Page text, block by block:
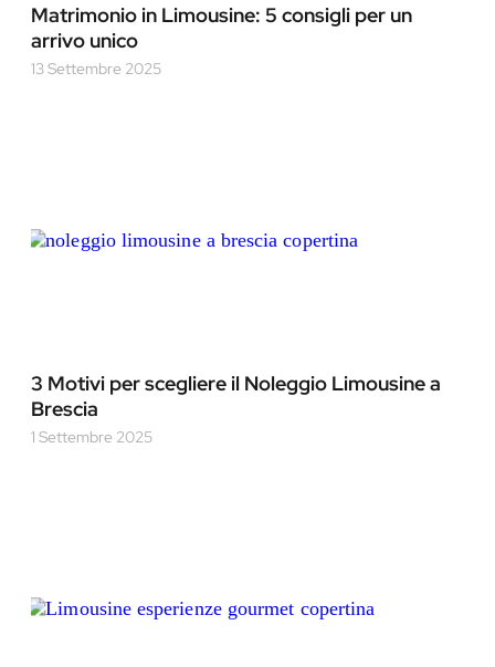
Matrimonio in Limousine: 5 consigli per un
arrivo unico
13 Settembre 2025
3 Motivi per scegliere il Noleggio Limousine a
Brescia
1 Settembre 2025